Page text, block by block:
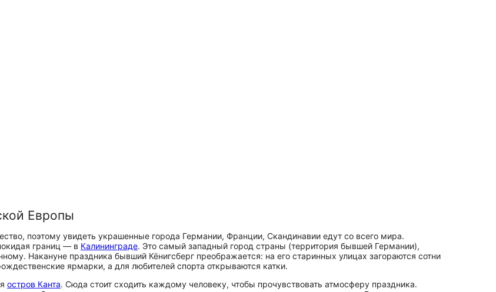
Европы
поэтому увидеть украшенные города Германии, Франции, Скандинавии едут со всего мира.
границ — в Калининграде. Это самый западный город страны (территория бывшей Германии),
Накануне праздника бывший Кёнигсберг преображается: на его старинных улицах загораются сотни
ярмарки, а для любителей спорта открываются катки.
остров Канта. Сюда стоит сходить каждому человеку, чтобы прочувствовать атмосферу праздника.